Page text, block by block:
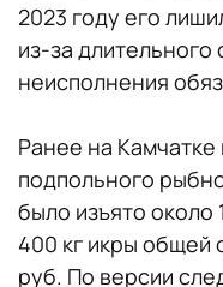
2023 году его
из-за длительного
неисполнения
Ранее на Камчатке
подпольного
было изъято около
400 кг икры общей
руб. По версии